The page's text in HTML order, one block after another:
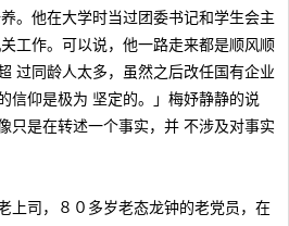
。他在大学时当过团委书记和学生会主
工作。可以说，他一路走来都是顺风顺
过同龄人太多，虽然之后改任国有企业
信仰是极为 坚定的。」梅妤静静的说
只是在转述一个事实，并 不涉及对事实
上司，８０多岁老态龙钟的老党员，在